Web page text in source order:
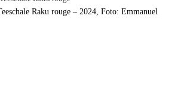
Raku rouge – 2024, Foto: Emmanuel